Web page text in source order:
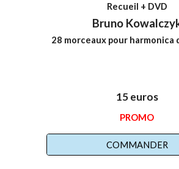
Recueil + DVD
Bruno
28 morceaux pour harmonica
15 euros
PROMO
COMMANDER